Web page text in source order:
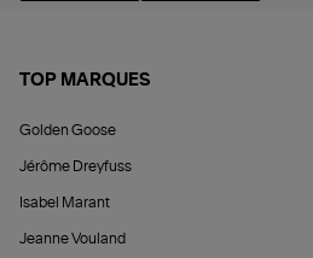
TOP MARQUES
Golden Goose
Jérôme Dreyfuss
Isabel Marant
Jeanne Vouland